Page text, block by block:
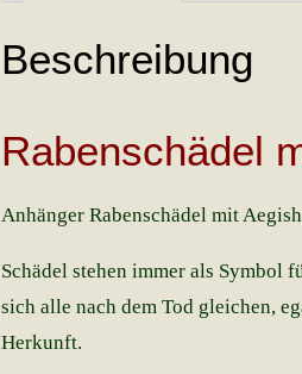
Beschreibung
Rabenschädel
Anhänger Rabenschädel mit
Schädel stehen immer als Symbol
sich alle nach dem Tod gleichen,
Herkunft.